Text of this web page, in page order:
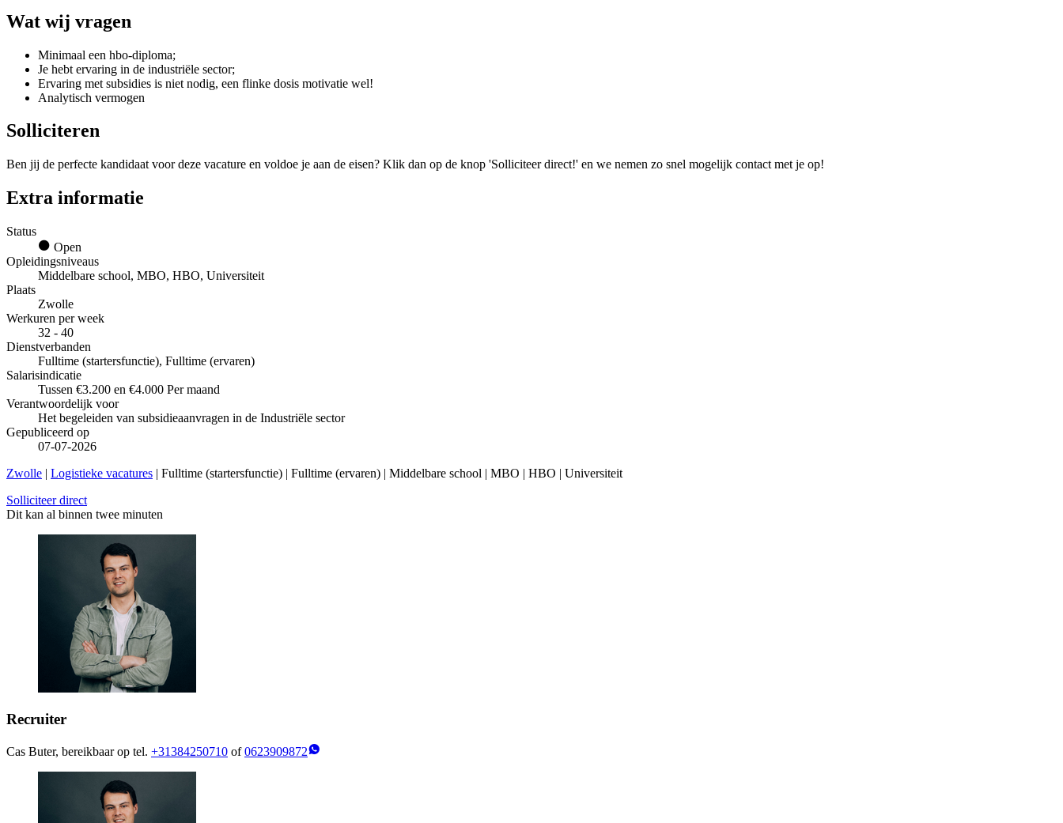
Wat wij vragen
Minimaal een hbo-diploma;
Je hebt ervaring in de industriële sector;
Ervaring met subsidies is niet nodig, een flinke dosis motivatie wel!
Analytisch vermogen
Solliciteren
Ben jij de perfecte kandidaat voor deze vacature en voldoe je aan de eisen? Klik dan op de knop 'Solliciteer direct!' en we nemen zo snel mogelijk contact met je op!
Extra informatie
Status
Open
Opleidingsniveaus
Middelbare school, MBO, HBO, Universiteit
Plaats
Zwolle
Werkuren per week
32 - 40
Dienstverbanden
Fulltime (startersfunctie), Fulltime (ervaren)
Salarisindicatie
Tussen €3.200 en €4.000 Per maand
Verantwoordelijk voor
Het begeleiden van subsidieaanvragen in de Industriële sector
Gepubliceerd op
07-07-2026
Zwolle | Logistieke vacatures | Fulltime (startersfunctie) | Fulltime (ervaren) | Middelbare school | MBO | HBO | Universiteit
Solliciteer direct
Dit kan al binnen twee minuten
Recruiter
Cas Buter, bereikbaar op tel. +31384250710 of0623909872